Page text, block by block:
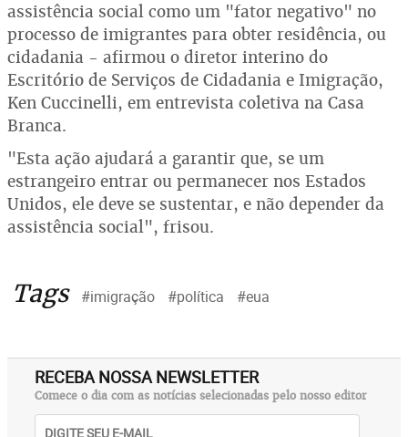
assistência social como um "fator negativo" no
processo de imigrantes para obter residência, ou
cidadania - afirmou o diretor interino do
Escritório de Serviços de Cidadania e Imigração,
Ken Cuccinelli, em entrevista coletiva na Casa
Branca.
"Esta ação ajudará a garantir que, se um
estrangeiro entrar ou permanecer nos Estados
Unidos, ele deve se sustentar, e não depender da
assistência social", frisou.
Tags #imigração #política #eua
RECEBA NOSSA NEWSLETTER
Comece o dia com as notícias selecionadas pelo nosso editor